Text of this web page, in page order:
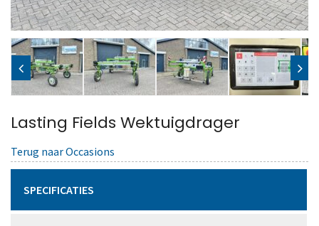
Lasting Fields Wektuigdrager
Terug naar Occasions
SPECIFICATIES